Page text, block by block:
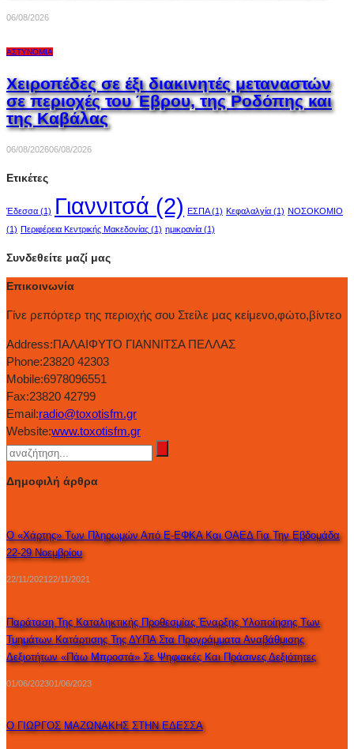
06/08/2026
ΑΣΤΥΝΟΜΊΑ
Χειροπέδες σε έξι διακινητές μεταναστών
σε περιοχές του Έβρου, της Ροδόπης και
της Καβάλας
06/08/202606/08/2026
Ετικέτες
Έδεσσα (1) Γιαννιτσά (2) ΕΣΠΑ(1) Κεφαλαλγία (1) ΝΟΣΟΚΟΜΙΟ
(1) Περιφέρεια Κεντρικής Μακεδονίας (1) ημικρανία (1)
Συνδεθείτε μαζί μας
Επικοινωνία
Γίνε ρεπόρτερ της περιοχής σου Στείλε μας κείμενο,φώτο,βίντεο
Address:ΠΑΛΑΙΦΥΤΟ ΓΙΑΝΝΙΤΣΑ ΠΕΛΛΑΣ
Phone:23820 42303
Mobile:6978096551
Fax:23820 42799
Email:radio@toxotisfm.gr
Website:www.toxotisfm.gr
Δημοφιλή άρθρα
Ο «χάρτης» Των Πληρωμών Από E-ΕΦΚΑ Και ΟΑΕΔ Για Την Εβδομάδα
22-29 Νοεμβρίου
22/11/202122/11/2021
Παράταση Της Καταληκτικής Προθεσμίας Έναρξης Υλοποίησης Των
Τμημάτων Κατάρτισης Της ΔΥΠΑ Στα Προγράμματα Αναβάθμισης
Δεξιοτήτων «Πάω Μπροστά» Σε Ψηφιακές Και Πράσινες Δεξιότητες
01/06/202301/06/2023
Ο ΓΙΩΡΓΟΣ ΜΑΖΩΝΑΚΗΣ ΣΤΗΝ ΕΔΕΣΣΑ